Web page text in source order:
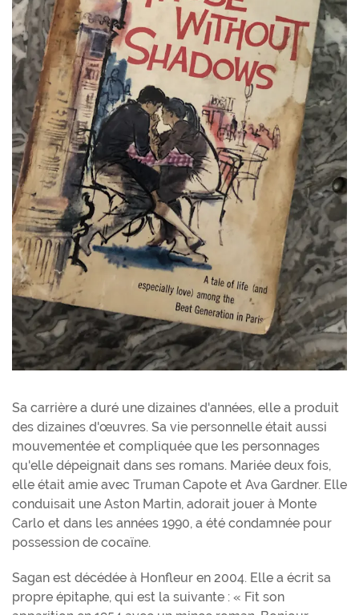
Sa carrière a duré une dizaines d'années, elle a produit
des dizaines d'œuvres. Sa vie personnelle était aussi
mouvementée et compliquée que les personnages
qu'elle dépeignait dans ses romans. Mariée deux fois,
elle était amie avec Truman Capote et Ava Gardner. Elle
conduisait une Aston Martin, adorait jouer à Monte
Carlo et dans les années 1990, a été condamnée pour
possession de cocaïne.
Sagan est décédée à Honfleur en 2004. Elle a écrit sa
propre épitaphe, qui est la suivante : « Fit son